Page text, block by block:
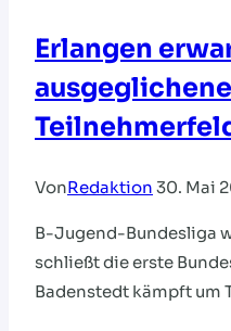
Erlangen
VonRedaktion 30. Mai
B-Jugend-Bundesliga
schließt die erste
Badenstedt kämpft um